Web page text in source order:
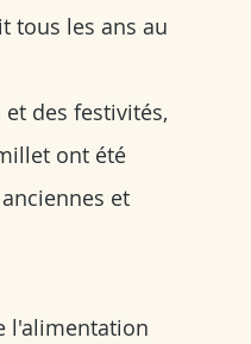
tous les ans au
des festivités,
ont été
et
l'alimentation